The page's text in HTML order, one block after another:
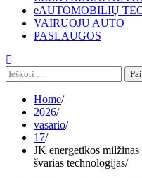
eAUTOMOBILIŲ
VAIRUOJU AUTO
PASLAUGOS
Ieškoti:
Home
2026
vasario
17
JK energetikos
švarias technologijas